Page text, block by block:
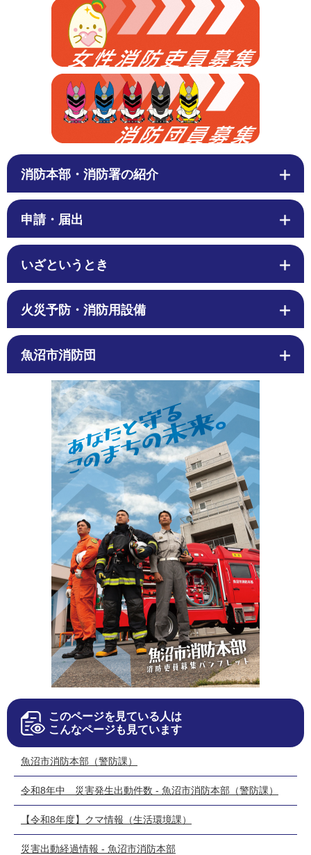
消防本部・消防署の紹介
申請・届出
いざというとき
火災予防・消防用設備
魚沼市消防団
このページを見ている人は
こんなページも見ています
魚沼市消防本部（警防課）
令和8年中 災害発生出動件数 - 魚沼市消防本部（警防課）
【令和8年度】クマ情報（生活環境課）
災害出動経過情報 - 魚沼市消防本部